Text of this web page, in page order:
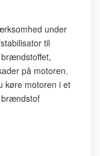
under
til
på motoren.
køre motoren i et
brændstof